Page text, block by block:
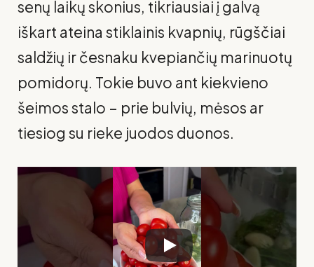
senų laikų skonius, tikriausiai į galvą
iškart ateina stiklainis kvapnių, rūgščiai
saldžių ir česnaku kvepiančių marinuotų
pomidorų. Tokie buvo ant kiekvieno
šeimos stalo – prie bulvių, mėsos ar
tiesiog su rieke juodos duonos.